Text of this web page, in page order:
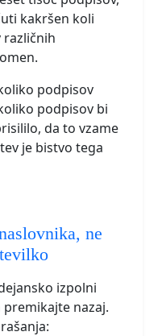
kakršen koli
različnih
podpisov
podpisov bi
da to vzame
je bistvo tega
ne
izpolni
nazaj.